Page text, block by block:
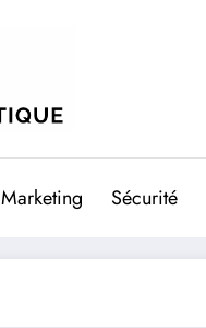
Marketing Sécurité